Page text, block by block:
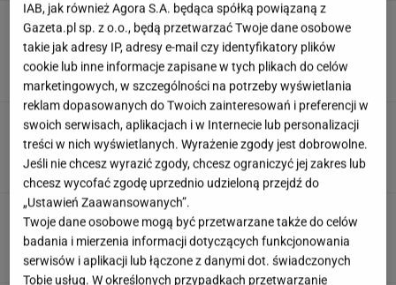
Siedem lat gehenny. "Spłacamy
kredyty za mieszkania, w których mieszkają
ludzie dewelopera"
SUBSKRYPCJA
Rolnik zaorał nowy asfalt za 400 tys. zł.
Wcześniej rozwalał krawężniki
Wlewam masę i przykrywam. Po 30 minutach
mam cytrynowy obłoczek
IAB, jak również Agora S.A. będąca spółką powiązaną z
Gazeta.pl sp. z o.o., będą przetwarzać Twoje dane osobowe
takie jak adresy IP, adresy e-mail czy identyfikatory plików
cookie lub inne informacje zapisane w tych plikach do celów
marketingowych, w szczególności na potrzeby wyświetlania
reklam dopasowanych do Twoich zainteresowań i preferencji w
swoich serwisach, aplikacjach i w Internecie lub personalizacji
treści w nich wyświetlanych. Wyrażenie zgody jest dobrowolne.
Jeśli nie chcesz wyrazić zgody, chcesz ograniczyć jej zakres lub
chcesz wycofać zgodę uprzednio udzieloną przejdź do
„Ustawień Zaawansowanych”.
Twoje dane osobowe mogą być przetwarzane także do celów
badania i mierzenia informacji dotyczących funkcjonowania
serwisów i aplikacji lub łączone z danymi dot. świadczonych
Tobie usług. W określonych przypadkach przetwarzanie